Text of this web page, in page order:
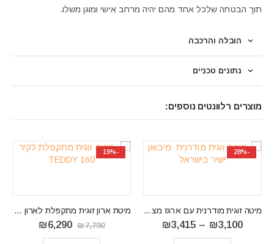
תוך הבטחה שלכל אחד מהם יהיה מרחב אישי ומוגן משלו.
הובלה והרכבה
נתונים טכניים
מוצרים רלוונטים נוספים:
-19%
מיטת ארון זוגית מתקפלת לארון קיר דגם TEDDY 160
₪7,790
המחיר
המקורי
₪6,290
המחיר
-21%